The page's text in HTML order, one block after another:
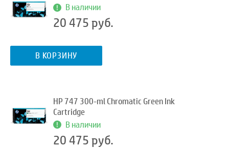
В наличии
20 475 руб.
В КОРЗИНУ
HP 747 300-ml Chromatic Green Ink
Cartridge
В наличии
20 475 руб.